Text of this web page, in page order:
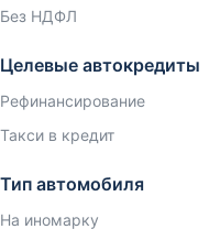
Без НДФЛ
Целевые автокредиты
Рефинансирование
Такси в кредит
Тип автомобиля
На иномарку